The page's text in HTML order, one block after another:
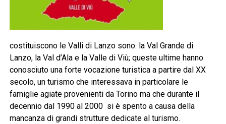
costituiscono le Valli di Lanzo sono: la Val Grande di
Lanzo, la Val d’Ala e la Valle di Viù; queste ultime hanno
conosciuto una forte vocazione turistica a partire dal XX
secolo, un turismo che interessava in particolare le
famiglie agiate provenienti da Torino ma che durante il
decennio dal 1990 al 2000 si è spento a causa della
mancanza di grandi strutture dedicate al turismo.